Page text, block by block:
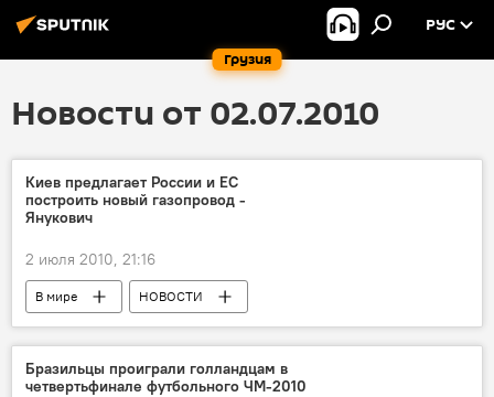
Грузия
РУС
Новости от 02.07.2010
Киев предлагает России и ЕС
построить новый газопровод -
Янукович
2 июля 2010, 21:16
В мире НОВОСТИ
Бразильцы проиграли голландцам в
четвертьфинале футбольного ЧМ-2010